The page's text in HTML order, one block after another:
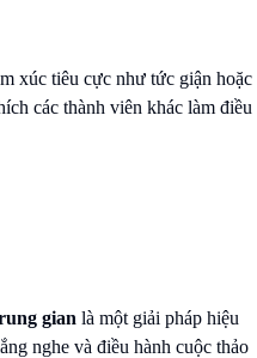
xúc tiêu cực như tức giận hoặc
các thành viên khác làm điều
gian là một giải pháp hiệu
nghe và điều hành cuộc thảo